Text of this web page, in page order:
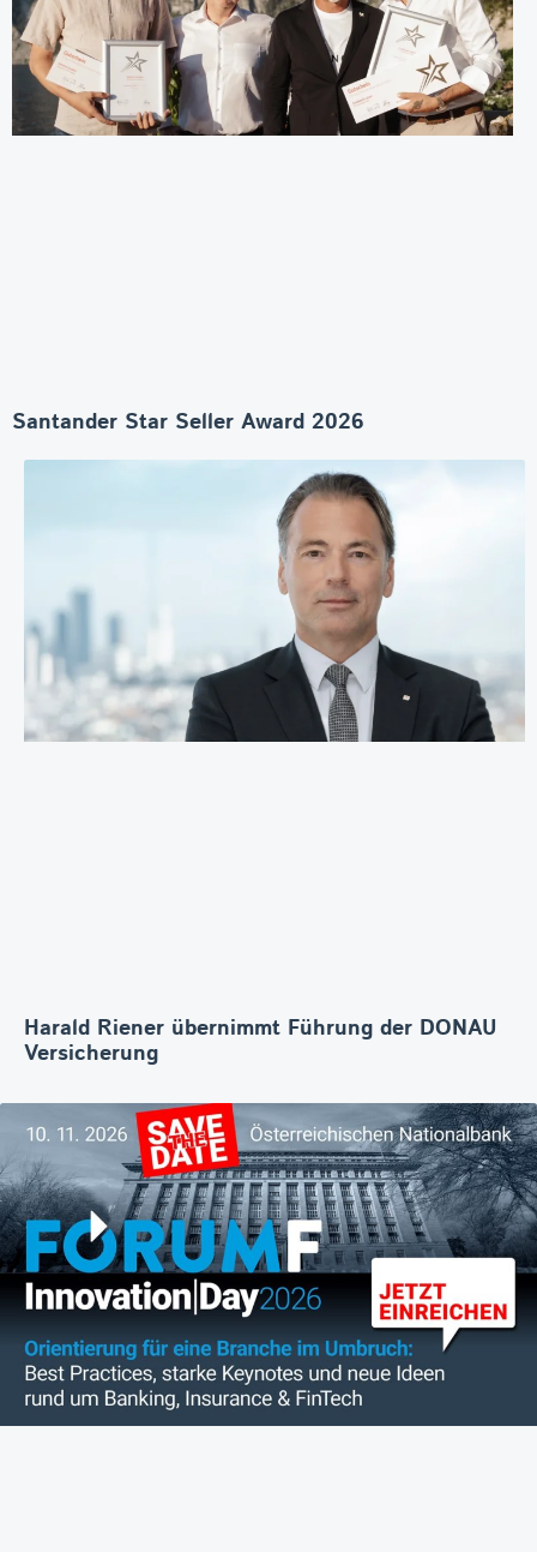
Santander Star Seller Award 2026
Harald Riener übernimmt Führung der DONAU
Versicherung